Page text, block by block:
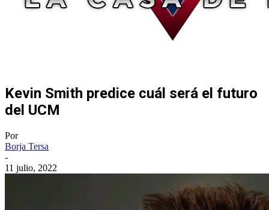
Kevin Smith predice cuál será el futuro
del UCM
Por
Borja Tersa
-
11 julio, 2022